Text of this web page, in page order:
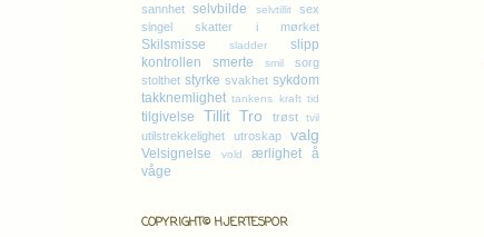
sannhet selvbilde selvtillit
sex
singel
skatter i mørket
Skilsmisse sladder
slipp
kontrollen
smerte smil
sorg
stolthet styrke svakhet sykdom
takknemlighet tankens kraft tid
tilgivelse Tillit Tro trøst tvil
utilstrekkelighet utroskap valg
Velsignelse vold ærlighet
å
våge
COPYRIGHT© HJERTESPOR